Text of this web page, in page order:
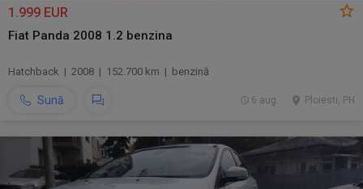
1.999 EUR
Fiat Panda 2008 1.2 benzina
Hatchback | 2008 | 152.700 km | benzină
Sună Ploiesti, PH
6 aug.